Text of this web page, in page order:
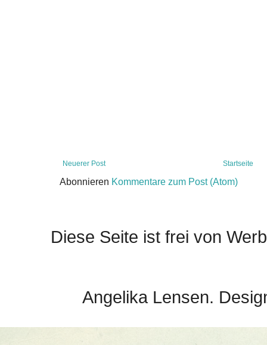
Neuerer Post Startseite
Abonnieren Kommentare zum Post (Atom)
Diese Seite ist frei von
Angelika Lensen.